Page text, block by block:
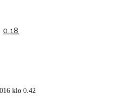
0.18
klo 0.42